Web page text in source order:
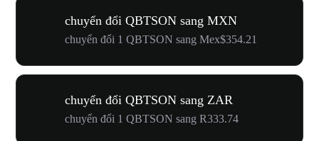
chuyển đổi QBTSON sang MXN
chuyển đổi 1 QBTSON sang Mex$354.21
chuyển đổi QBTSON sang ZAR
chuyển đổi 1 QBTSON sang R333.74